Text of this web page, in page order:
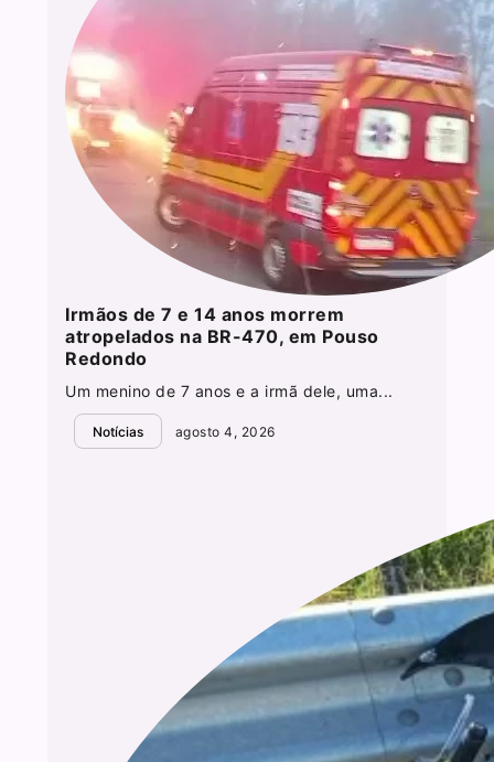
Irmãos de 7 e 14 anos morrem
atropelados na BR-470, em Pouso
Redondo
Um menino de 7 anos e a irmã dele, uma...
Notícias agosto 4, 2026